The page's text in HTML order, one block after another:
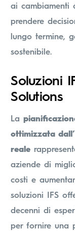
ai cambiamenti
prendere
lungo termine,
sostenibile.
Soluzioni
Solutions
La
ottimizzata
reale
aziende di
costi e
soluzioni IFS
decenni di
per fornire una